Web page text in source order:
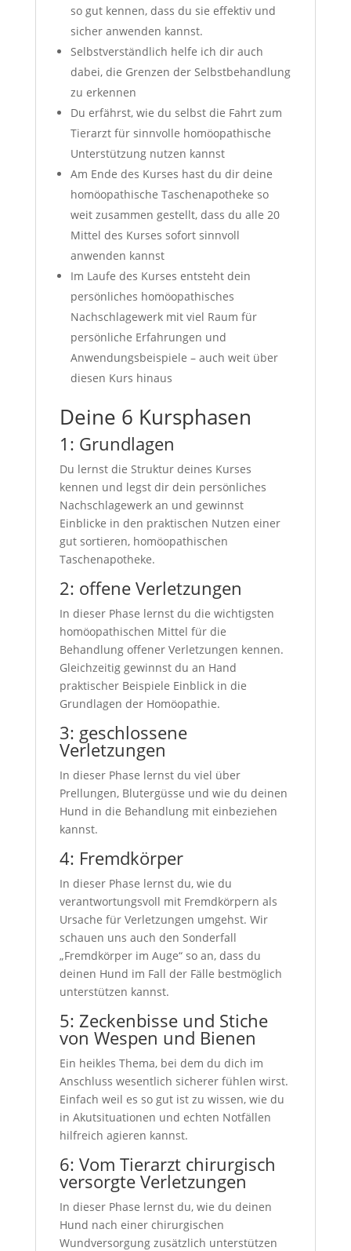
so gut kennen, dass du sie effektiv und
sicher anwenden kannst.
Selbstverständlich helfe ich dir auch
dabei, die Grenzen der Selbstbehandlung
zu erkennen
Du erfährst, wie du selbst die Fahrt zum
Tierarzt für sinnvolle homöopathische
Unterstützung nutzen kannst
Am Ende des Kurses hast du dir deine
homöopathische Taschenapotheke so
weit zusammen gestellt, dass du alle 20
Mittel des Kurses sofort sinnvoll
anwenden kannst
Im Laufe des Kurses entsteht dein
persönliches homöopathisches
Nachschlagewerk mit viel Raum für
persönliche Erfahrungen und
Anwendungsbeispiele – auch weit über
diesen Kurs hinaus
Deine 6 Kursphasen
1: Grundlagen
Du lernst die Struktur deines Kurses
kennen und legst dir dein persönliches
Nachschlagewerk an und gewinnst
Einblicke in den praktischen Nutzen einer
gut sortieren, homöopathischen
Taschenapotheke.
2: offene Verletzungen
In dieser Phase lernst du die wichtigsten
homöopathischen Mittel für die
Behandlung offener Verletzungen kennen.
Gleichzeitig gewinnst du an Hand
praktischer Beispiele Einblick in die
Grundlagen der Homöopathie.
3: geschlossene
Verletzungen
In dieser Phase lernst du viel über
Prellungen, Blutergüsse und wie du deinen
Hund in die Behandlung mit einbeziehen
kannst.
4: Fremdkörper
In dieser Phase lernst du, wie du
verantwortungsvoll mit Fremdkörpern als
Ursache für Verletzungen umgehst. Wir
schauen uns auch den Sonderfall
„Fremdkörper im Auge“ so an, dass du
deinen Hund im Fall der Fälle bestmöglich
unterstützen kannst.
5: Zeckenbisse und Stiche
von Wespen und Bienen
Ein heikles Thema, bei dem du dich im
Anschluss wesentlich sicherer fühlen wirst.
Einfach weil es so gut ist zu wissen, wie du
in Akutsituationen und echten Notfällen
hilfreich agieren kannst.
6: Vom Tierarzt chirurgisch
versorgte Verletzungen
In dieser Phase lernst du, wie du deinen
Hund nach einer chirurgischen
Wundversorgung zusätzlich unterstützen